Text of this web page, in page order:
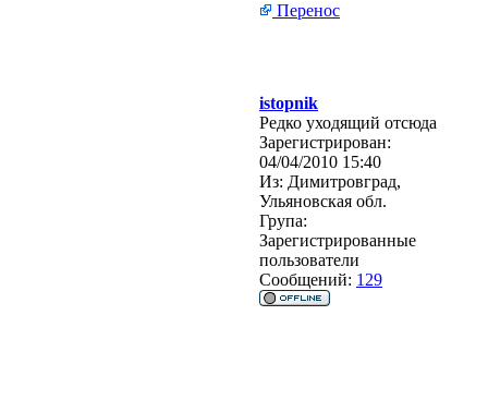
Перенос
istopnik
Редко уходящий отсюда
Зарегистрирован:
04/04/2010 15:40
Из: Димитровград,
Ульяновская обл.
Група:
Зарегистрированные
пользователи
Сообщений: 129